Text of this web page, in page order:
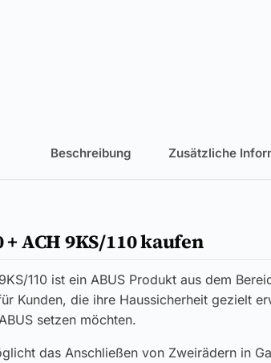
Beschreibung Zusätzliche
ACH 9KS/110 kaufen
110 ist ein ABUS Produkt aus dem
Kunden, die ihre Haussicherheit gezielt
setzen möchten.
das Anschließen von Zweirädern in